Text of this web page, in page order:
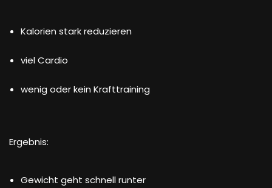
Kalorien stark reduzieren
viel Cardio
wenig oder kein Krafttraining
Ergebnis:
Gewicht geht schnell runter